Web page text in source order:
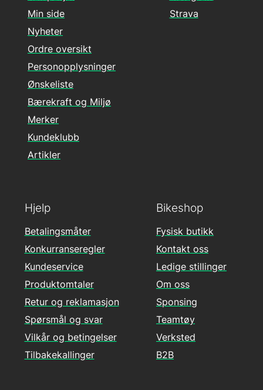
Strava
Hjelp
Betalingsmåter
Konkurranseregler
Kundeservice
Produktomtaler
Retur og reklamasjon
Spørsmål og svar
Vilkår og betingelser
Tilbakekallinger
Min side
Nyheter
Ordre oversikt
Personopplysninger
Ønskeliste
Bærekraft og Miljø
Merker
Kundeklubb
Artikler
Bikeshop
Fysisk butikk
Kontakt oss
Ledige stillinger
Om oss
Sponsing
Teamtøy
Verksted
B2B